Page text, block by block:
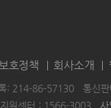
호정책 회사소개
: 214-86-57130
통신
원센터 : 1566-3003